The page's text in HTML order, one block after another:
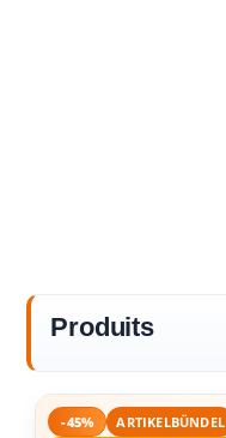
Produits
-45%
ARTIKELBÜNDEL